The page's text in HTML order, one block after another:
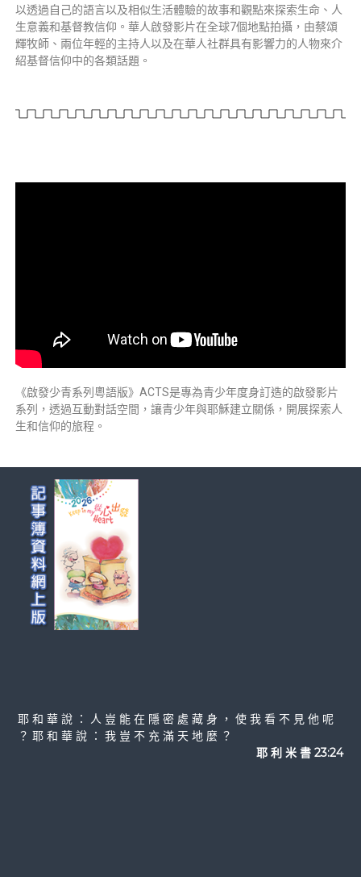
以透過自己的語言以及相似生活體驗的故事和觀點來探索生命、人
生意義和基督教信仰。華人啟發影片在全球7個地點拍攝，由蔡頌
輝牧師、兩位年輕的主持人以及在華人社群具有影響力的人物來介
紹基督信仰中的各類話題。
《啟發少青系列粵語版》ACTS是專為青少年度身訂造的啟發影片
系列，透過互動對話空間，讓青少年與耶穌建立關係，開展探索人
生和信仰的旅程。
耶 和 華 說 ： 人 豈 能 在 隱 密 處 藏 身 ， 使 我 看 不 見 他 呢
？ 耶 和 華 說 ： 我 豈 不 充 滿 天 地 麼 ？
耶 利 米 書 23:24